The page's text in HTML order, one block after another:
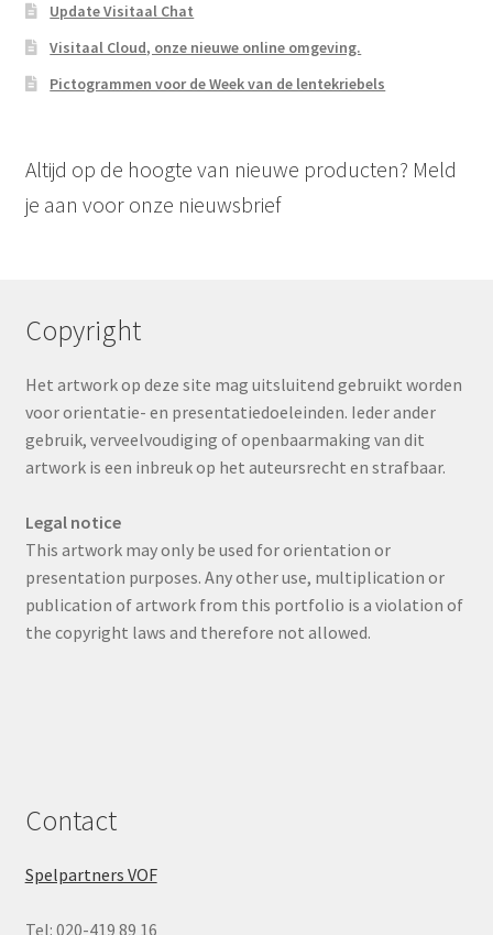
Update Visitaal Chat
Visitaal Cloud, onze nieuwe online omgeving.
Pictogrammen voor de Week van de lentekriebels
Altijd op de hoogte van nieuwe producten? Meld
je aan voor onze nieuwsbrief
Copyright
Het artwork op deze site mag uitsluitend gebruikt worden
voor orientatie- en presentatiedoeleinden. Ieder ander
gebruik, verveelvoudiging of openbaarmaking van dit
artwork is een inbreuk op het auteursrecht en strafbaar.
Legal notice
This artwork may only be used for orientation or
presentation purposes. Any other use, multiplication or
publication of artwork from this portfolio is a violation of
the copyright laws and therefore not allowed.
Contact
Spelpartners VOF
Tel: 020-419 89 16